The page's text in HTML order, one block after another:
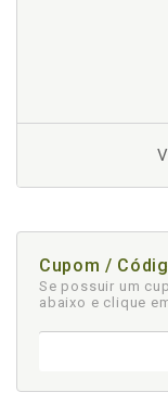
Cupom /
Se possuir um
abaixo e clique